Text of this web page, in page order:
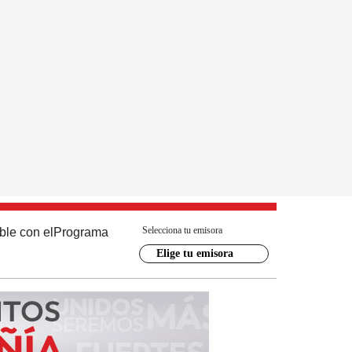
con el Programa Selecciona tu emisora
Elige tu emisora